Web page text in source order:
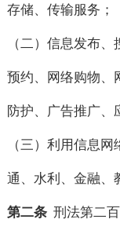
存储、传输服务；
（二）信息发布
预约、网络购物、
防护、广告推广、
（三）利用信息
通、水利、金融、
第二条 刑法第二